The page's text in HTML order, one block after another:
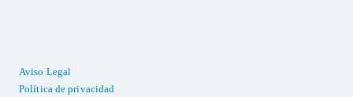
Aviso Legal
Política de privacidad